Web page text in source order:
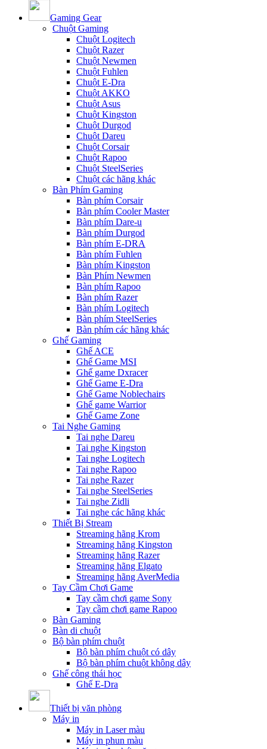
Gaming Gear
Chuột Gaming
Chuột Logitech
Chuột Razer
Chuột Newmen
Chuột Fuhlen
Chuột E-Dra
Chuột AKKO
Chuột Asus
Chuột Kingston
Chuột Durgod
Chuột Dareu
Chuột Corsair
Chuột Rapoo
Chuột SteelSeries
Chuột các hãng khác
Bàn Phím Gaming
Bàn phím Corsair
Bàn phím Cooler Master
Bàn phím Dare-u
Bàn phím Durgod
Bàn phím E-DRA
Bàn phím Fuhlen
Bàn phím Kingston
Bàn Phím Newmen
Bàn phím Rapoo
Bàn phím Razer
Bàn phím Logitech
Bàn phím SteelSeries
Bàn phím các hãng khác
Ghế Gaming
Ghế ACE
Ghế Game MSI
Ghế game Dxracer
Ghế Game E-Dra
Ghế Game Noblechairs
Ghế game Warrior
Ghế Game Zone
Tai Nghe Gaming
Tai nghe Dareu
Tai nghe Kingston
Tai nghe Logitech
Tai nghe Rapoo
Tai nghe Razer
Tai nghe SteelSeries
Tai nghe Zidli
Tai nghe các hãng khác
Thiết Bị Stream
Streaming hãng Krom
Streaming hãng Kingston
Streaming hãng Razer
Streaming hãng Elgato
Streaming hãng AverMedia
Tay Cầm Chơi Game
Tay cầm chơi game Sony
Tay cầm chơi game Rapoo
Bàn Gaming
Bàn di chuột
Bộ bàn phím chuột
Bộ bàn phím chuột có dây
Bộ bàn phím chuột không dây
Ghế công thái học
Ghế E-Dra
Thiết bị văn phòng
Máy in
Máy in Laser màu
Máy in phun màu